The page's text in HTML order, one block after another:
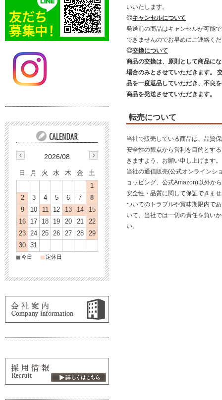
いいたします。
◎キャンセルについて
発送前の商品はキャンセルが可能
できませんのでお早めにご連絡く
◎交換について
商品の交換は、原則として商品に
場合のみとさせていただきます。
品を一度返品していただき、不良
商品を発送させていただきます。
転売について
当社で販売している商品は、品質
安全性の観点から営利を目的とす
きますよう、お願い申し上げます。
当社の通信販売(公式オンラインシ
ョッピング、公式Amazon)以外か
安全性・品質に関して保証できま
ついてのトラブルや賞味期限内で
いて、当社では一切の責任を負い
い。
2026/08
日 月 火 水 木 金
土
1
2
3 4 5 6 7
8
9
10 11 12 13 14
15
16
17 18 19 20 21
22
23
24 25 26 27 28
29
30
31
■今日 ■ 定休日